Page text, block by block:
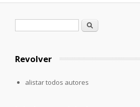
Formulario de búsqueda
Buscar
Revolver
alistar todos autores